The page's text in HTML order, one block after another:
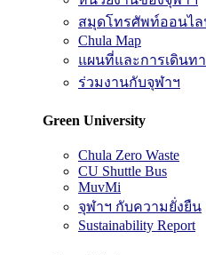
สมุดโทรศัพท์ออนไ
Chula Map
แผนที่และการเดินท
ร่วมงานกับจุฬาฯ
Green University
Chula Zero Waste
CU Shuttle Bus
MuvMi
จุฬาฯ กับความยั่งยืน
Sustainability Report